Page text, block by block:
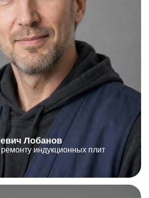
Лобанов
индукционных плит